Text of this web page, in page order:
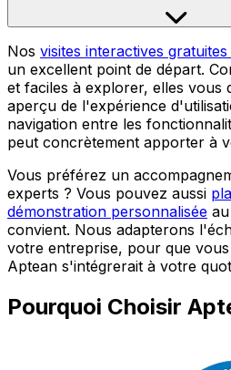
Nos visites interactives
un excellent point de départ.
et faciles à explorer, elles vous
aperçu de l'expérience
navigation entre les
peut concrètement apporter à
Vous préférez un
experts ? Vous pouvez aussi
démonstration personnalisée
convient. Nous adapterons
votre entreprise, pour que
Aptean s'intégrerait à votre
Pourquoi Choisir